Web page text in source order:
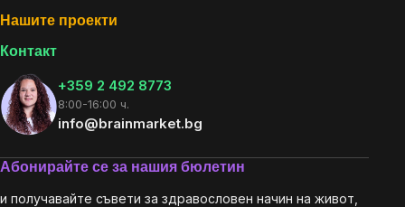
Нашите проекти
Контакт
+359 2 492 8773
8:00-16:00 ч.
info@brainmarket.bg
Абонирайте се за нашия бюлетин
и получавайте съвети за здравословен начин на живот,